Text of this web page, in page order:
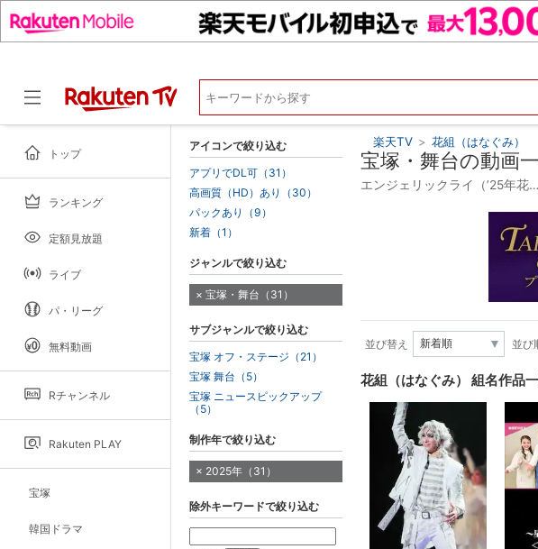
トップ
ランキング
定額見放題
ライブ
パ・リーグ
無料動画
Rチャンネル
Rakuten PLAY
宝塚
韓国ドラマ
楽天TV > 花組（はなぐみ）
宝塚・舞台の動画
エンジェリックライ（’25年
並び替え
並び
花組（はなぐみ） 組名作品
アイコンで絞り込む
アプリでDL可（31）
高画質（HD）あり（30）
パックあり（9）
新着（1）
ジャンルで絞り込む
宝塚・舞台（31）
サブジャンルで絞り込む
宝塚 オフ・ステージ（21）
宝塚 舞台（5）
宝塚 ニュースピックアップ
（5）
制作年で絞り込む
2025年（31）
除外キーワードで絞り込む